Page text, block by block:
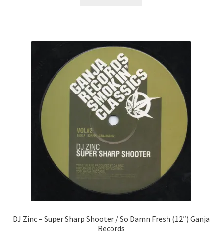
DJ Zinc ‎– Super Sharp Shooter / So Damn Fresh (12″) Ganja
Records